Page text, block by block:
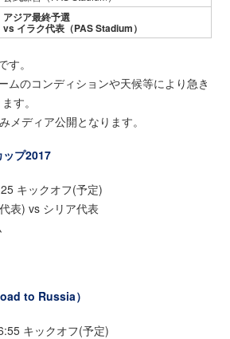
アジア最終予選
vs イラク代表（PAS Stadium）
。
ムのコンディションや天候等により急き
す。
メディア公開となります。
ップ2017
キックオフ(予定)
表) vs シリア代表
to Russia）
キックオフ(予定)